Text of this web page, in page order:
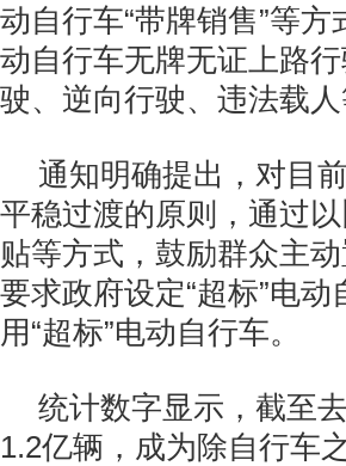
动自行车“带牌销售”等
动自行车无牌无证上路
驶、逆向行驶、违法载
通知明确提出，对目
平稳过渡的原则，通过
贴等方式，鼓励群众主
要求政府设定“超标”电
用“超标”电动自行车。
统计数字显示，截至
1.2亿辆，成为除自行车